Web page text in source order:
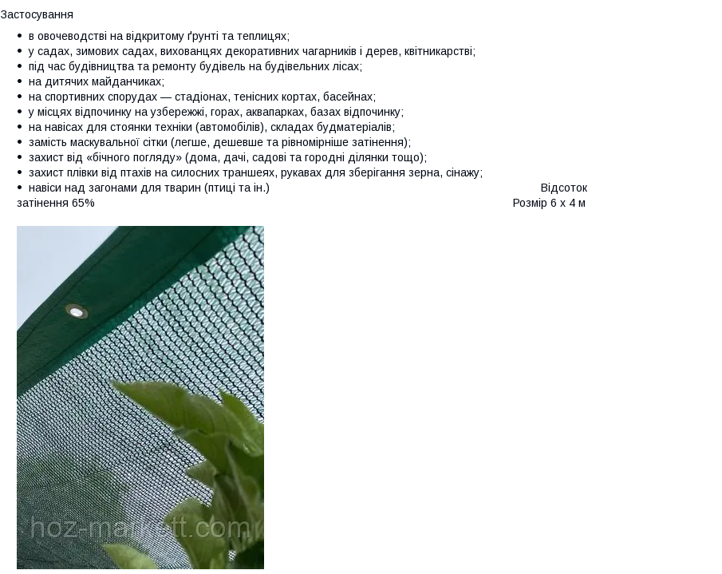
Застосування
в овочеводстві на відкритому ґрунті та теплицях;
у садах, зимових садах, вихованцях декоративних чагарників і дерев, квітникарстві;
під час будівництва та ремонту будівель на будівельних лісах;
на дитячих майданчиках;
на спортивних спорудах — стадіонах, тенісних кортах, басейнах;
у місцях відпочинку на узбережжі, горах, аквапарках, базах відпочинку;
на навісах для стоянки техніки (автомобілів), складах будматеріалів;
замість маскувальної сітки (легше, дешевше та рівномірніше затінення);
захист від «бічного погляду» (дома, дачі, садові та городні ділянки тощо);
захист плівки від птахів на силосних траншеях, рукавах для зберігання зерна, сінажу;
навіси над загонами для тварин (птиці та ін.) Відсоток
затінення 65% Розмір 6 х 4 м